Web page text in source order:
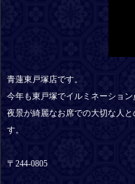
青蓮東戸塚店です。
今年も東戸塚でイルミネーション
夜景が綺麗なお席での大切な人
す。
〒244-0805